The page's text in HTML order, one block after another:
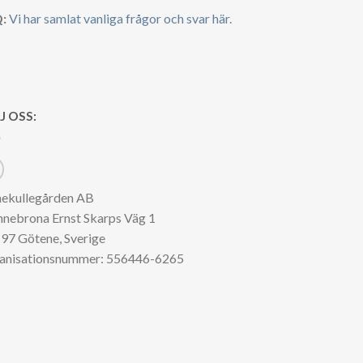
Vi har samlat vanliga frågor och svar här.
OSS:
AB
Ernst Skarps Väg 1
Götene, Sverige
556446-6265